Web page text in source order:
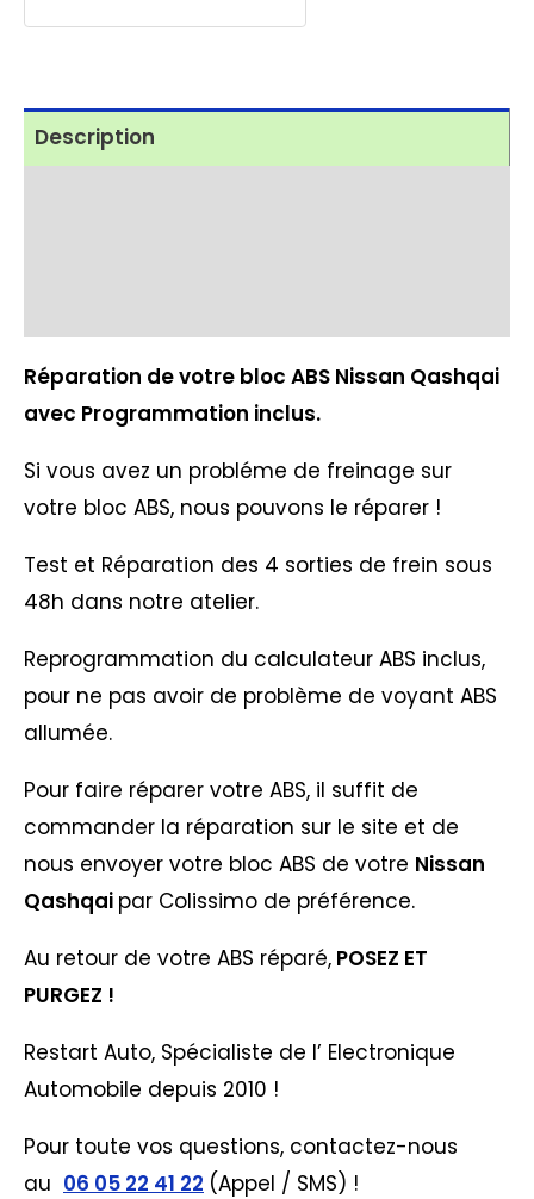
24/48h
290€
Description
Réparation de votre bloc ABS Nissan Qashqai
avec Programmation inclus.
Si vous avez un probléme de freinage sur
votre bloc ABS, nous pouvons le réparer !
Test et Réparation des 4 sorties de frein sous
48h dans notre atelier.
Reprogrammation du calculateur ABS inclus,
pour ne pas avoir de problème de voyant ABS
allumée.
Pour faire réparer votre ABS, il suffit de
commander la réparation sur le site et de
nous envoyer votre bloc ABS de votre Nissan
Qashqai par Colissimo de préférence.
Au retour de votre ABS réparé, POSEZ ET
PURGEZ !
Restart Auto, Spécialiste de l’ Electronique
Automobile depuis 2010 !
Pour toute vos questions, contactez-nous
au 06 05 22 41 22 (Appel / SMS) !